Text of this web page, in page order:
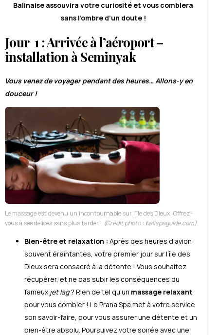
Balinaise assouvira votre curiosité et vous comblera
sans l’ombre d’un doute !
Jour 1 : Arrivée à l’aéroport –
installation à Seminyak
Vous venez de voyager pendant des heures… Allons-y en
douceur !
Le massage est devenu un incontournable sur l’île des Dieux. Offrez-
vous à ses délices sans plus tarder ! (Crédit photo : balispaguide.com)
Bien-être et relaxation : Après des heures d’avion
souvent éreintantes, votre premier jour sur l’île des
Dieux sera consacré à la détente ! Vous souhaitez
récupérer, et ne pas subir les conséquences du
fameux jet lag? Rien de tel qu’un massage relaxant
pour vous combler ! Le Prana Spa met à votre service
son savoir-faire, pour vous assurer une détente et un
bien-être absolu. Poursuivez votre soirée avec une